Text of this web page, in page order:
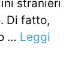
stranieri
Di fatto,
… Leggi